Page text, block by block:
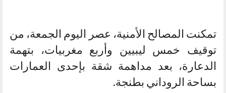
تمكنت المصالح الأمنية، عصر اليوم الجمعة، من
توقيف خمس ليبيين وأربع مغربيات، بتهمة
الدعارة، بعد مداهمة شقة بإحدى العمارات
بساحة الروداني بطنجة.